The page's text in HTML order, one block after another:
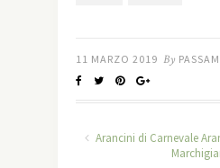
11 MARZO 2019 By
Arancini di Carnevale